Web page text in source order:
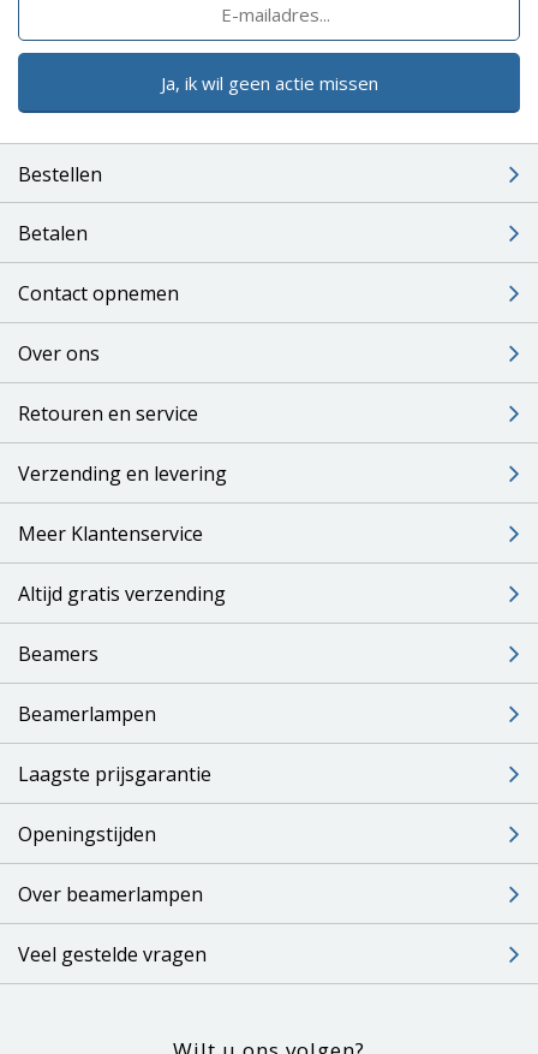
Ja, ik wil geen actie missen
Bestellen
Betalen
Contact opnemen
Over ons
Retouren en service
Verzending en levering
Meer Klantenservice
Altijd gratis verzending
Beamers
Beamerlampen
Laagste prijsgarantie
Openingstijden
Over beamerlampen
Veel gestelde vragen